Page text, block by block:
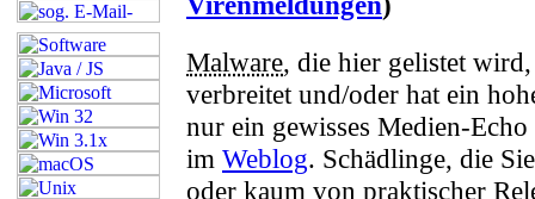
Malware, die hier gelistet
verbreitet und/oder hat ein
nur ein gewisses Medien-
im Weblog. Schädlinge, die
oder kaum von praktischer